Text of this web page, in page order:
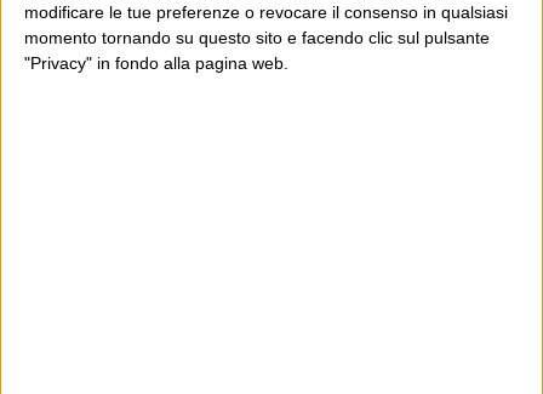
modificare le tue preferenze o revocare il consenso in qualsiasi
momento tornando su questo sito e facendo clic sul pulsante
"Privacy" in fondo alla pagina web.
POST PRECEDENTE
Xmas mobs
POST SUCCESSIVO
Che sbadato!